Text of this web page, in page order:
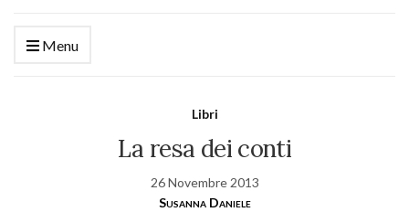
Menu
Libri
La resa dei conti
26 Novembre 2013
Susanna Daniele